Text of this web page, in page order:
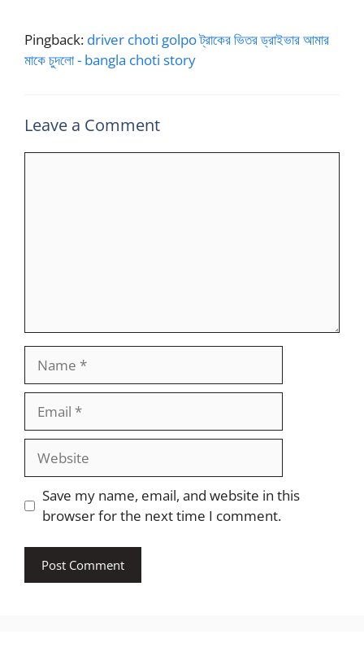
Pingback: driver choti golpo ট্রাকের ভিতর ড্রাইভার আমার
মাকে চুদলো - bangla choti story
Leave a Comment
Website
Save my name, email, and website in this
browser for the next time I comment.